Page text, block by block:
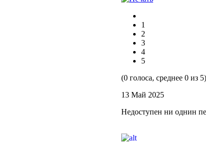
1
2
3
4
5
(0 голоса, среднее 0 из 5)
13 Май 2025
Недоступен ни однин